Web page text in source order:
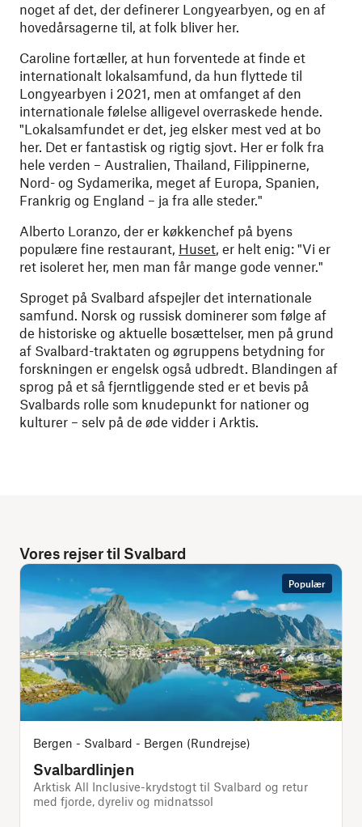
noget af det, der definerer Longyearbyen, og en af
hovedårsagerne til, at folk bliver her.
Caroline fortæller, at hun forventede at finde et
internationalt lokalsamfund, da hun flyttede til
Longyearbyen i 2021, men at omfanget af den
internationale følelse alligevel overraskede hende.
"Lokalsamfundet er det, jeg elsker mest ved at bo
her. Det er fantastisk og rigtig sjovt. Her er folk fra
hele verden – Australien, Thailand, Filippinerne,
Nord- og Sydamerika, meget af Europa, Spanien,
Frankrig og England – ja fra alle steder."
Alberto Loranzo, der er køkkenchef på byens
populære fine restaurant, Huset, er helt enig: "Vi er
ret isoleret her, men man får mange gode venner."
Sproget på Svalbard afspejler det internationale
samfund. Norsk og russisk dominerer som følge af
de historiske og aktuelle bosættelser, men på grund
af Svalbard-traktaten og øgruppens betydning for
forskningen er engelsk også udbredt. Blandingen af
sprog på et så fjerntliggende sted er et bevis på
Svalbards rolle som knudepunkt for nationer og
kulturer – selv på de øde vidder i Arktis.
Vores rejser til Svalbard
Populær
Bergen - Svalbard - Bergen (Rundrejse)
Svalbardlinjen
Arktisk All Inclusive-krydstogt til Svalbard og retur
med fjorde, dyreliv og midnatssol